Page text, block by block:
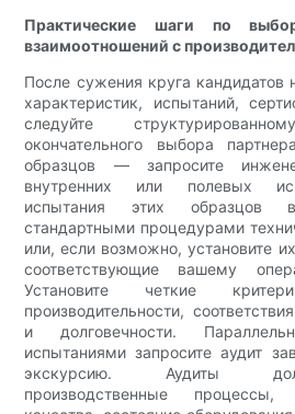
Практические шаги по
взаимоотношений с
После сужения круга кандидатов
характеристик, испытаний,
следуйте
окончательного выбора
образцов — запросите
внутренних или полевых
испытания этих образцов
стандартными процедурами
или, если возможно, установите
соответствующие вашему
Установите четкие
производительности,
и долговечности.
испытаниями запросите аудит
экскурсию. Аудиты
производственные